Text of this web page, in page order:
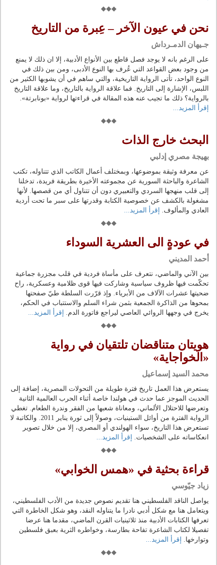
نحن في عيون الآخر – عِبرة من التاريخ
جـيهان الدمـرداش
على الرغم بانه لا يوجد فصل قاطع بين الأنواع الأدبية، إلا ان ذلك لا يمنع
من وجود بعض القواعد التي عُرف بها النوع الأدبى، ومن بين ذلك في
النوع الواحد، تأتى الرواية التاريخية، والتي ساهم في أن يشوبها الكثير من
اللبس، الإشارة إلى التاريخ. فما علاقة الرواية بالتاريخ، وما علاقة التاريخ
بالرواية؟ ذلك ما تجيب عنه هذه المقالة في قراءتها لرواية «بونابرتة».
إقرأ المزيد...
البحث خارج الذات
بهيجة مصري إدلبي
عن معرفة وثيقة بموضوعها، وبمختلف أعمال الكاتب الذي تتناوله، تكتب
الشاعرة والباحثة السورية عن مجموعته الأخيرة بطريقة فريدة، تدخلنا
إلى قلب منهجها السردي والتعبيري دون أن تتناول أي من قصصها. لأنها
مشغولة بالكشف عن خصوصية الكتابة وقدرتها على سبر ما تحت أردية
العادي والمألوف.
إقرأ المزيد...
في عودةٍ الى العشرية السوداء
أحمد المديني
بين الآني والماضي، نتعرف على مأساة فردية في قلب مجزرة جماعية
تحكّمت فيها ظروف سياسية وشاركت فيها قوى ظلامية وعسكرية، راح
ضحيتها عشرات الآلاف من الأبرياء. وإذ قرّرت السلطة طيّ صفحتها
بمحوها من الذاكرة الجمعية بثمن شراء السلم والاستتباب في الحكم،
يخرج في وجهها الروائي العاصي ليراجع فاتورة الدم.
إقرأ المزيد...
هويتان متناقضان تلتقيان في رواية
«الخواجاية»
محمد السيد إسماعيل
يستعرض هذا العمل تاريخ فترة طويلة من التحولات المصرية، إضافة إلى
الحديث الموجز عما حدث في هولندا خاصة أثناء الحرب العالمية الثانية
وتعرضها للاحتلال الألماني، ومعاناة شعبها من الفقر وندرة الطعام. تغطي
الرواية الفترة من أوائل الستينيات، وصولاً إلى ثورة يناير 2011. والكاتبة لا
تستعرض هذا التاريخ، سواء الهولندي أو المصري، إلا من خلال تصوير
انعكاساته على الشخصيات.
إقرأ المزيد...
قراءة بحثية في «همس الخوابي»
زياد جيّوسي
يواصل الناقد الفلسطيني هنا تقديم نصوص جديدة من الأدب الفلسطيني،
ويتعامل هنا مع شكل أدبي نادرا ما يتناوله النقد، وهو شكل الخاطرة التي
تعرفها الكتابات الأدبية منذ ثلاثينيات القرن الماضي، مقدما هنا عرضا
تفصيلا لكتاب الشاعرة تفاحة بطارسة، وخواطره الثرية بعبق فلسطين
وتوارخها.
إقرأ المزيد...